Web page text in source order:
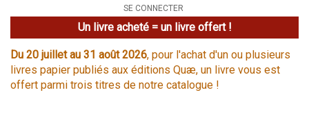
SE CONNECTER
Un livre acheté = un livre offert !
Du 20 juillet au 31 août 2026, pour l'achat d'un ou plusieurs
livres papier publiés aux éditions Quæ, un livre vous est
offert parmi trois titres de notre catalogue !